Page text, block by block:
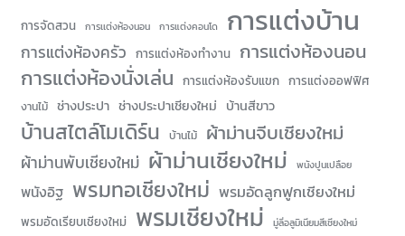
การจัดสวน การเเต่งห้องนอน การแต่งคอนโด การแต่งบ้าน
การแต่งห้องครัว การแต่งห้องทำงาน การแต่งห้องนอน
การแต่งห้องนั่งเล่น การแต่งห้องรับแขก การแต่งออฟฟิศ
งานไม้ ช่างประปา ช่างประปาเชียงใหม่ บ้านสีขาว
บ้านสไตล์โมเดิร์น บ้านไม้ ผ้าม่านจีบเชียงใหม่
ผ้าม่านพับเชียงใหม่ ผ้าม่านเชียงใหม่ พนังปูนเปลือย
พนังอิฐ พรมทอเชียงใหม่ พรมอัดลูกฟูกเชียงใหม่
พรมอัดเรียบเชียงใหม่ พรมเชียงใหม่ มู่ลี่อลูมิเนียมสีเชียงใหม่